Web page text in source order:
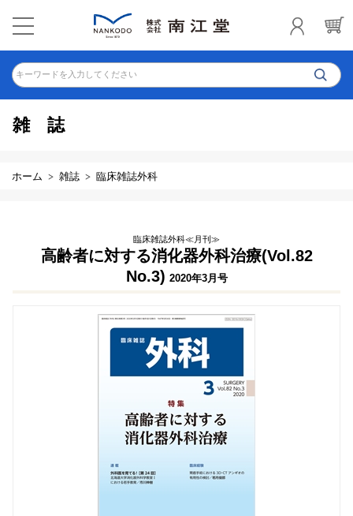
キーワードを入力してください
雑誌
ホーム 雑誌 臨床雑誌外科
臨床雑誌外科≪月刊≫
高齢者に対する消化器外科治療(Vol.82
No.3) 2020年3月号